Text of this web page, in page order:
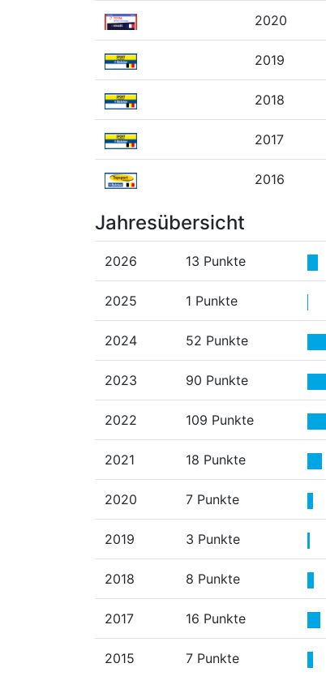
2020
2019
2018
2017
2016
Jahresübersicht
2026 13 Punkte
2025 1 Punkte
2024 52 Punkte
2023 90 Punkte
2022 109 Punkte
2021 18 Punkte
2020 7 Punkte
2019 3 Punkte
2018 8 Punkte
2017 16 Punkte
2015 7 Punkte